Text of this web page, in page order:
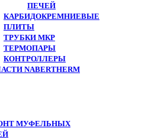
ПЕЧЕЙ
КАРБИДОКРЕМНИЕВЫЕ
ПЛИТЫ
ТРУБКИ МКР
ТЕРМОПАРЫ
КОНТРОЛЛЕРЫ
NABERTHERM
МУФЕЛЬНЫХ